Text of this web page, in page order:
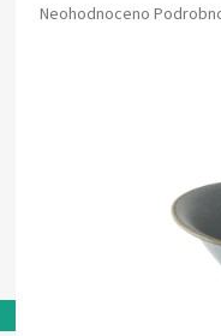
Průměrné
Neohodnoceno